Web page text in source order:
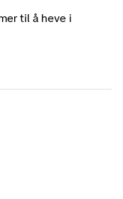
til å heve i